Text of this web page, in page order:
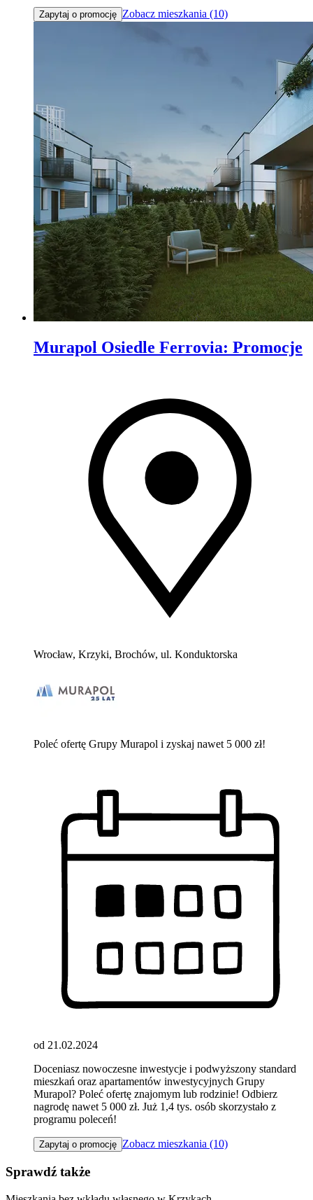
Zapytaj o promocję Zobacz mieszkania (10)
Murapol Osiedle Ferrovia: Promocje
Wrocław, Krzyki, Brochów, ul. Konduktorska
Poleć ofertę Grupy Murapol i zyskaj nawet 5 000 zł!
od 21.02.2024
Doceniasz nowoczesne inwestycje i podwyższony standard
mieszkań oraz apartamentów inwestycyjnych Grupy
Murapol? Poleć ofertę znajomym lub rodzinie! Odbierz
nagrodę nawet 5 000 zł. Już 1,4 tys. osób skorzystało z
programu poleceń!
Zapytaj o promocję Zobacz mieszkania (10)
Sprawdź także